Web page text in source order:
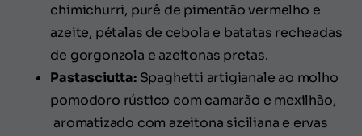
chimichurri, purê de pimentão vermelho e
azeite, pétalas de cebola e batatas recheadas
de gorgonzola e azeitonas pretas.
Pastasciutta:Spaghetti artigianale ao molho
pomodoro rústico com camarão e mexilhão,
aromatizado com azeitona siciliana e ervas